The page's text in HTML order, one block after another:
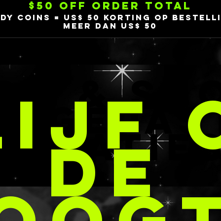
$50 OFF ORDER TOTAL
COINS = US$ 50 korting op
meer dan US$ 50
&
DE